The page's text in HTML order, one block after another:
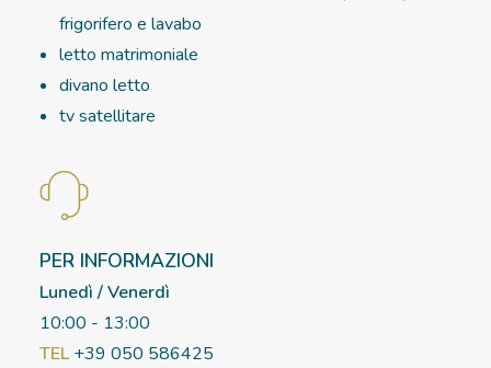
frigorifero e lavabo
letto matrimoniale
divano letto
tv satellitare
PER INFORMAZIONI
Lunedì / Venerdì
10:00 - 13:00
TEL+39 050 586425